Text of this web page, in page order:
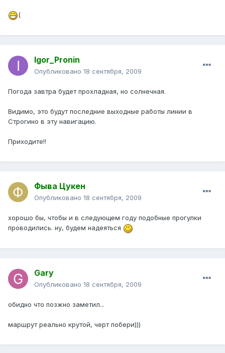
(
Igor_Pronin
Опубликовано 18 сентября, 2009
Погода завтра будет прохладная, но солнечная.
Видимо, это будут последние выходные работы линии в
Строгино в эту навигацию.
Приходите!!
Фыва Цукен
Опубликовано 18 сентября, 2009
хорошо бы, чтобы и в следующем году подобные прогулки
проводились. ну, будем надеяться
Gary
Опубликовано 18 сентября, 2009
обидно что позжно заметил...
маршрут реально крутой, черт побери)))